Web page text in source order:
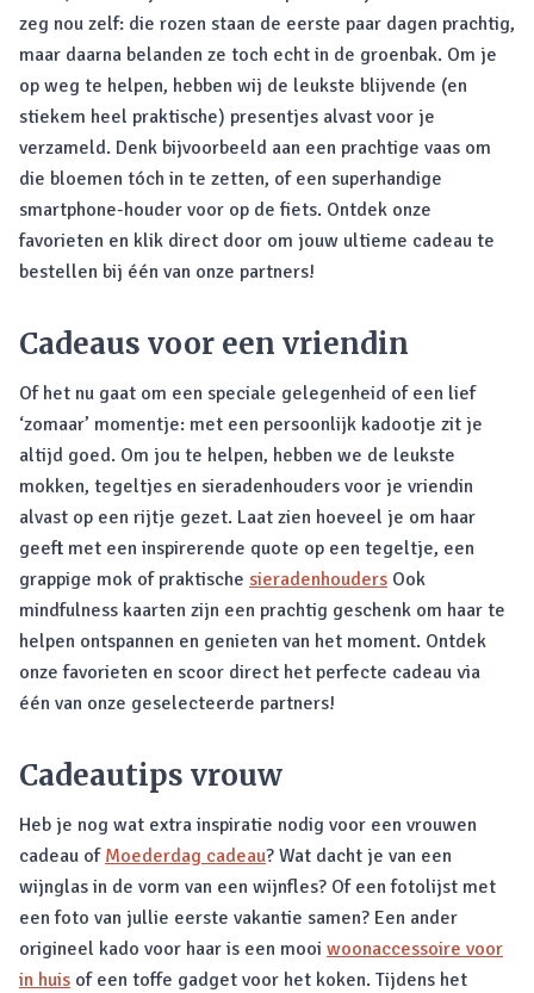
zeg nou zelf: die rozen staan de eerste paar dagen prachtig,
maar daarna belanden ze toch echt in de groenbak. Om je
op weg te helpen, hebben wij de leukste blijvende (en
stiekem heel praktische) presentjes alvast voor je
verzameld. Denk bijvoorbeeld aan een prachtige vaas om
die bloemen tóch in te zetten, of een superhandige
smartphone-houder voor op de fiets. Ontdek onze
favorieten en klik direct door om jouw ultieme cadeau te
bestellen bij één van onze partners!
Cadeaus voor een vriendin
Of het nu gaat om een speciale gelegenheid of een lief
‘zomaar’ momentje: met een persoonlijk kadootje zit je
altijd goed. Om jou te helpen, hebben we de leukste
mokken, tegeltjes en sieradenhouders voor je vriendin
alvast op een rijtje gezet. Laat zien hoeveel je om haar
geeft met een inspirerende quote op een tegeltje, een
grappige mok of praktische sieradenhouders Ook
mindfulness kaarten zijn een prachtig geschenk om haar te
helpen ontspannen en genieten van het moment. Ontdek
onze favorieten en scoor direct het perfecte cadeau via
één van onze geselecteerde partners!
Cadeautips vrouw
Heb je nog wat extra inspiratie nodig voor een vrouwen
cadeau of Moederdag cadeau? Wat dacht je van een
wijnglas in de vorm van een wijnfles? Of een fotolijst met
een foto van jullie eerste vakantie samen? Een ander
origineel kado voor haar is een mooi woonaccessoire voor
in huis of een toffe gadget voor het koken. Tijdens het